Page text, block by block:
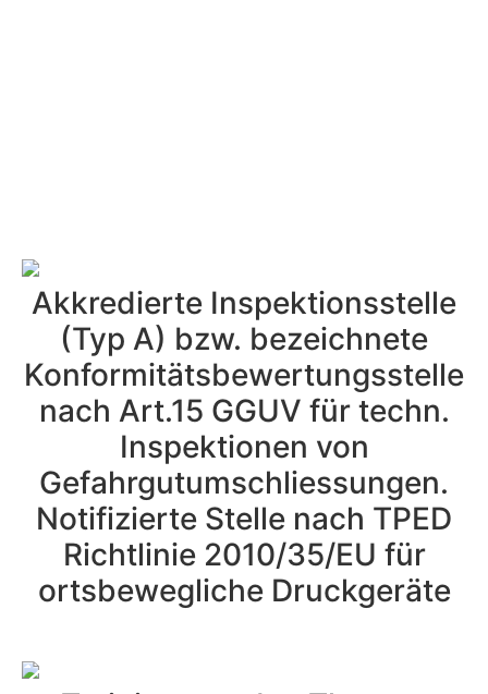
Akkredierte Inspektionsstelle
(Typ A) bzw. bezeichnete
Konformitätsbewertungsstelle
nach Art.15 GGUV für techn.
Inspektionen von
Gefahrgutumschliessungen.
Notifizierte Stelle nach TPED
Richtlinie 2010/35/EU für
ortsbewegliche Druckgeräte